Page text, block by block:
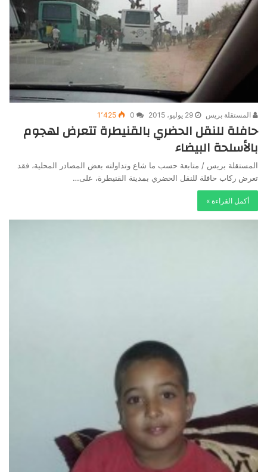
المستقلة بريس 29 يوليو، 2015 0 1٬425
حافلة للنقل الحضري بالقنيطرة تتعرض لهجوم
بالأسلحة البيضاء
المستقلة بريس / متابعة حسب ما شاع وتداولته بعض المصادر المحلية، فقد
تعرض ركاب حافلة للنقل الحضري بمدينة القنيطرة، على…
أكمل القراءة »